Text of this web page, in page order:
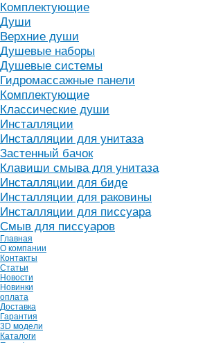
Комплектующие
Души
Верхние души
Душевые наборы
Душевые системы
Гидромассажные панели
Комплектующие
Классические души
Инсталляции
Инсталляции для унитаза
Застенный бачок
Клавиши смыва для унитаза
Инсталляции для биде
Инсталляции для раковины
Инсталляции для писсуара
Смыв для писсуаров
Главная
О компании
Контакты
Статьи
Новости
Новинки
оплата
Доставка
Гарантия
3D модели
Каталоги